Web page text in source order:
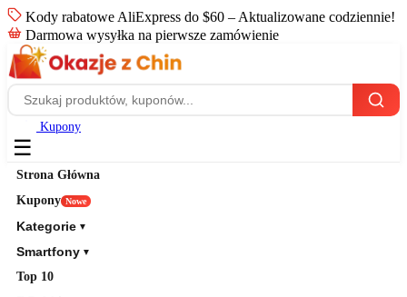
Kody rabatowe AliExpress do $60 – Aktualizowane codziennie!
Darmowa wysyłka na pierwsze zamówienie
Kupony
☰
Strona Główna
Kupony Nowe
Kategorie ▼
Smartfony ▼
Top 10